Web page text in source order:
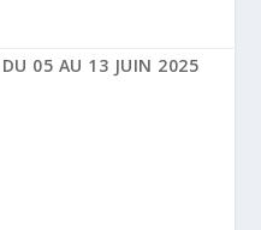
05 AU 13 JUIN 2025